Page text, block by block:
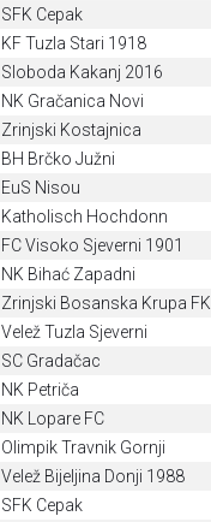
SFK Cepak
KF Tuzla Stari 1918
Sloboda Kakanj 2016
NK Gračanica Novi
Zrinjski Kostajnica
BH Brčko Južni
EuS Nisou
Katholisch Hochdonn
FC Visoko Sjeverni 1901
NK Bihać Zapadni
Zrinjski Bosanska Krupa FK
Velež Tuzla Sjeverni
SC Gradačac
NK Petriča
NK Lopare FC
Olimpik Travnik Gornji
Velež Bijeljina Donji 1988
SFK Cepak